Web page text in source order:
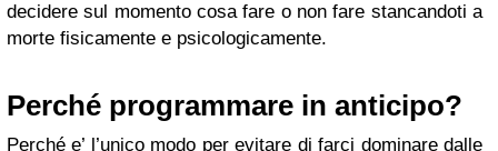
decidere sul momento cosa fare o non fare stancandoti a
morte fisicamente e psicologicamente.
Perché programmare in anticipo?
Perché e’ l’unico modo per evitare di farci dominare dalle